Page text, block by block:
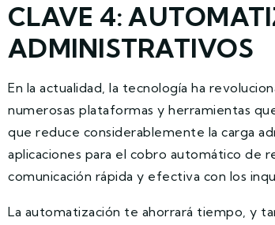
CLAVE 4:
ADMINISTRATIVOS
En la actualidad, la tecnología ha
numerosas plataformas y herramientas
que reduce considerablemente la carga
aplicaciones para el cobro automático de
comunicación rápida y efectiva con los
La automatización te ahorrará tiempo, y